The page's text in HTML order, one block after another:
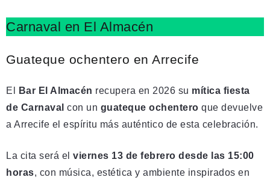
Carnaval en El Almacén
Guateque ochentero en Arrecife
El Bar El Almacén recupera en 2026 su mítica fiesta
de Carnaval con un guateque ochentero que devuelve
a Arrecife el espíritu más auténtico de esta celebración.
La cita será el viernes 13 de febrero desde las 15:00
horas, con música, estética y ambiente inspirados en